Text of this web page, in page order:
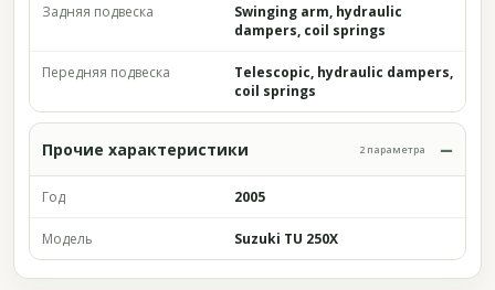
Задняя подвеска
Swinging arm, hydraulic
dampers, coil springs
Передняя подвеска
Telescopic, hydraulic dampers,
coil springs
Прочие характеристики 2 параметра
Год 2005
Модель Suzuki TU 250X